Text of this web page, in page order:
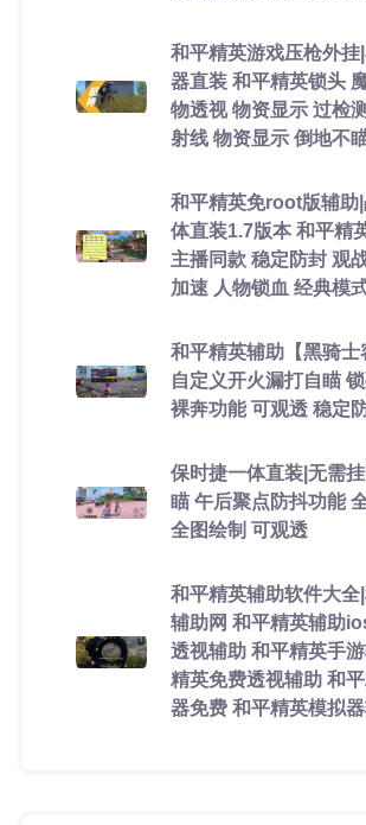
和平精英游戏压枪外挂
器直装 和平精英锁头
物透视 物资显示 过检
射线 物资显示 倒地不
和平精英免root版辅助
体直装1.7版本 和平精
主播同款 稳定防封 观
加速 人物锁血 经典模
和平精英辅助【黑骑士
自定义开火漏打自瞄
裸奔功能 可观透 稳定
保时捷一体直装|无需
瞄 午后聚点防抖功能
全图绘制 可观透
和平精英辅助软件大全
辅助网 和平精英辅助
透视辅助 和平精英手
精英免费透视辅助 和
器免费 和平精英模拟